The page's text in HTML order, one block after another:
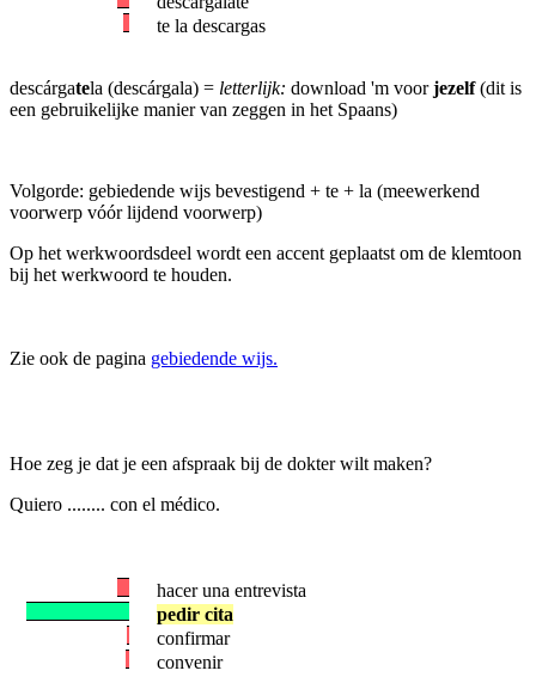
te la descargas
descárgatela (descárgala) = letterlijk: download 'm voorjezelf(dit is
een gebruikelijke manier van zeggen in het Spaans)
Volgorde: gebiedende wijs bevestigend + te + la (meewerkend
voorwerp vóór lijdend voorwerp)
Op het werkwoordsdeel wordt een accent geplaatst om de klemtoon
bij het werkwoord te houden.
Zie ook de pagina gebiedende wijs.
Hoe zeg je dat je een afspraak bij de dokter wilt maken?
Quiero ........ con el médico.
hacer una entrevista
pedir cita
confirmar
convenir